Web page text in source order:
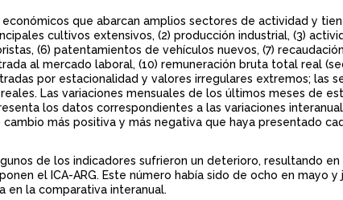
que abarcan amplios sectores de actividad y
cultivos extensivos, (2) producción industrial, (3)
(6) patentamientos de vehículos nuevos, (7)
al mercado laboral, (10) remuneración bruta total real
por estacionalidad y valores irregulares extremos; las
Las variaciones mensuales de los últimos meses de
los datos correspondientes a las variaciones
más positiva y más negativa que haya presentado
de los indicadores sufrieron un deterioro, resultando en
el ICA-ARG. Este número había sido de ocho en mayo y
en la comparativa interanual.